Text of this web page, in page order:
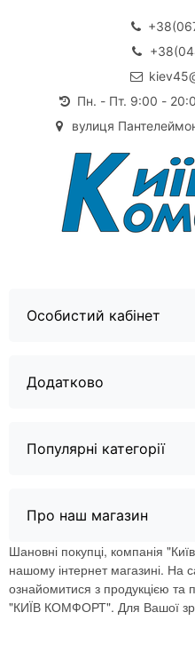
Пн. - Пт. 9:00 -
вулиця
Особистий кабінет
Додатково
Популярні категорії
Про наш магазин
Шановні покупці, компанія
нашому інтернет магазині. На
ознайомитися з продукцією
"КИЇВ КОМФОРТ". Для Вашої